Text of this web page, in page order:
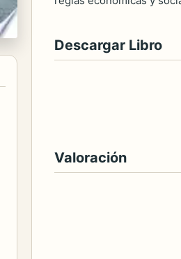
Descargar Libro
Valoración